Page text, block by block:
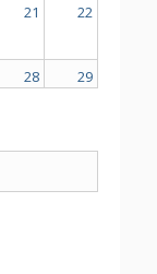
21 22
28 29